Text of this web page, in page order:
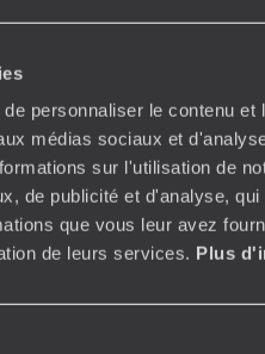
personnaliser le contenu et
médias sociaux et
sur l'utilisation de
de publicité et d'analyse,
que vous leur avez
de leurs services. Plus
Idées voyages
On part où ?
Voyage de noces
Vacances en famille
Vacances d’été